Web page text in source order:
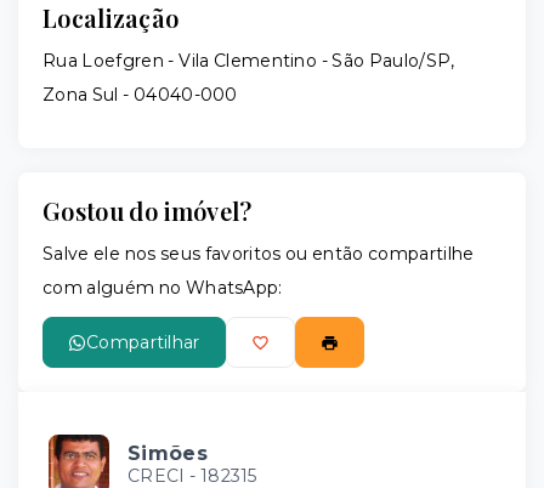
Localização
Rua Loefgren - Vila Clementino - São Paulo/SP,
Zona Sul - 04040-000
Gostou do imóvel?
Salve ele nos seus favoritos ou então compartilhe
com alguém no WhatsApp:
Compartilhar
Simões
CRECI - 182315